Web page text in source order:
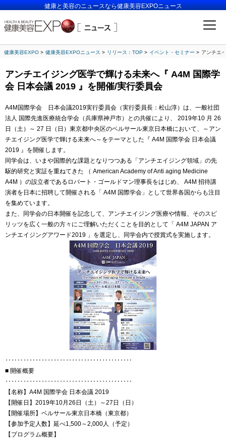
健康と美容のニュースなら健康美容EXPOニュース
健康美容EXPO 健康美容EXPOニュース リリース：TOP イベント・セミナー アンチエ
アンチエイジング医学で輝ける未来へ『 A4M 国際学
会 日本会議 2019 』を開催/実行委員会
A4M国際学会 日本会議2019実行委員会（実行委員長：松山淳）は、一般社団
法人 国際先進医療統合学会（兵庫県神戸市）との共催により、 2019年10 月 26
日（土）～ 27 日（日）東京都中央区のベルサール東京日本橋において、～アン
チエイジング医学で輝ける未来へ～をテーマとした『 A4M 国際学会 日本会議
2019 』を開催します。
同学会は、いまや国際的な課題となりつつある「アンチエイジング領域」の先
駆的研究と実証を重ねてきた （ American Academy of Anti aging Medicine
A4M ）の設立者であるロバート・ゴールドマン理事長をはじめ、 A4M 招待講
演者を日本に招聘して開催される「 A4M 国際学会」として世界各国からも注目
を集めています。
また、同学会の日本開催を記念して、アンチエイジング医療や情報、そのスピ
リッツを広く一般の方々にご理解いただくことを目的として「 A4M JAPAN ア
ンチエイジングアワード2019 」を選定し、同学会内で授賞式を実施します。
‥‥‥‥‥‥‥‥‥‥‥‥‥‥‥‥‥‥‥‥‥
■ 開催概要
‥‥‥‥‥‥‥‥‥‥‥‥‥‥‥‥‥‥‥‥‥
【名称】A4M 国際学会 日本会議 2019
【開催日】2019年10月26日（土）～27日（日）
【開催場所】ベルサール東京日本橋（東京都）
【参加予定人数】延べ1,500～2,000人（予定）
【プログラム概要】